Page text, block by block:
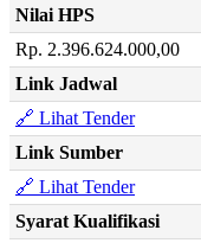
Nilai HPS
Rp. 2.396.624.000,00
Link Jadwal
🔗 Lihat Tender
Link Sumber
🔗 Lihat Tender
Syarat Kualifikasi